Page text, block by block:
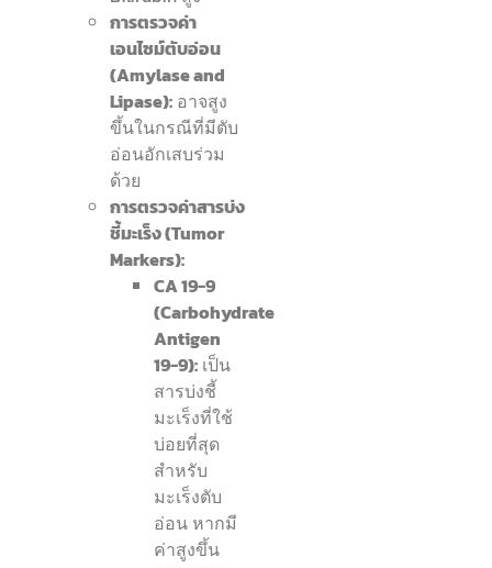
การตรวจค่า
เอนไซม์ตับอ่อน
(Amylase and
Lipase): อาจสูง
ขึ้นในกรณีที่มีตับ
อ่อนอักเสบร่วม
ด้วย
การตรวจค่าสารบ่ง
ชี้มะเร็ง (Tumor
Markers):
CA 19-9
(Carbohydrate
Antigen
19-9): เป็น
สารบ่งชี้
มะเร็งที่ใช้
บ่อยที่สุด
สำหรับ
มะเร็งตับ
อ่อน หากมี
ค่าสูงขึ้น